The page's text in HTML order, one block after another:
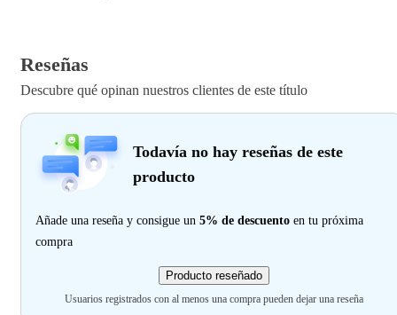
Reseñas
Descubre qué opinan nuestros clientes de este título
Todavía no hay reseñas de este
producto
Añade una reseña y consigue un 5% de descuento en tu próxima
compra
Producto reseñado
Usuarios registrados con al menos una compra pueden dejar una reseña